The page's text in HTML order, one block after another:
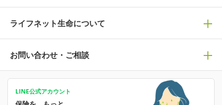
保険の基礎知識や選び方を解説！
人生のステージに必要な保険がわかる！
保険ジャンバラヤ
あなたの人生と保険選びのためのWebメディア
万が一に備える
病気や手術に備える
がん保険
がんに備える
マイページログイン
ご契約内容の確認
お客さま情報の確認・変更
ライフネット生命について
ライフネット生命についてトップ
会社情報
お問い合わせ・ご相談
LINE公式アカウント